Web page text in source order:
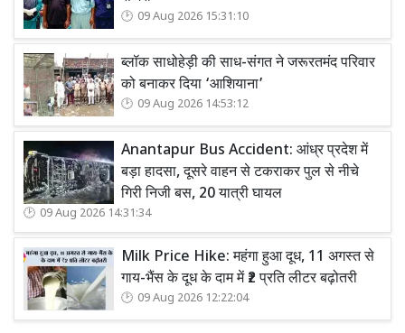
09 Aug 2026 15:31:10
ब्लॉक साधोहेड़ी की साध-संगत ने जरूरतमंद परिवार
को बनाकर दिया ‘आशियाना’
09 Aug 2026 14:53:12
Anantapur Bus Accident: आंध्र प्रदेश में
बड़ा हादसा, दूसरे वाहन से टकराकर पुल से नीचे
गिरी निजी बस, 20 यात्री घायल
09 Aug 2026 14:31:34
Milk Price Hike: महंगा हुआ दूध, 11 अगस्त से
गाय-भैंस के दूध के दाम में ₹2 प्रति लीटर बढ़ोतरी
09 Aug 2026 12:22:04